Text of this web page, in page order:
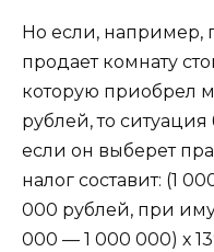
Но если, например,
продает комнату
которую приобрел
рублей, то ситуация
если он выберет
налог составит: (1
000 рублей, при
000 — 1 000 000) х